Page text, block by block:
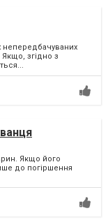
непередбачуваних
згідно з
Якщо його
до погіршення